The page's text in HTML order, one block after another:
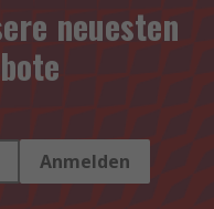
neuesten
Anmelden